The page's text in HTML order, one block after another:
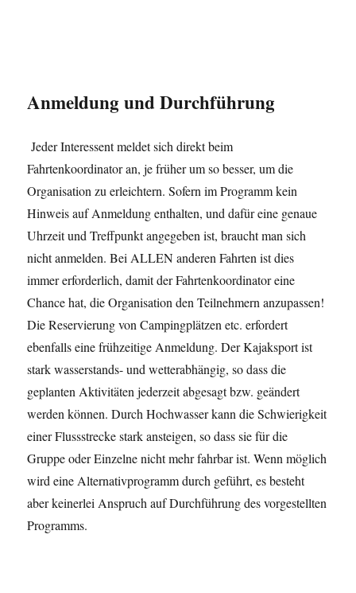
Anmeldung und Durchführung
Jeder Interessent meldet sich direkt beim
Fahrtenkoordinator an, je früher um so besser, um die
Organisation zu erleichtern. Sofern im Programm kein
Hinweis auf Anmeldung enthalten, und dafür eine genaue
Uhrzeit und Treffpunkt angegeben ist, braucht man sich
nicht anmelden. Bei ALLEN anderen Fahrten ist dies
immer erforderlich, damit der Fahrtenkoordinator eine
Chance hat, die Organisation den Teilnehmern anzupassen!
Die Reservierung von Campingplätzen etc. erfordert
ebenfalls eine frühzeitige Anmeldung. Der Kajaksport ist
stark wasserstands- und wetterabhängig, so dass die
geplanten Aktivitäten jederzeit abgesagt bzw. geändert
werden können. Durch Hochwasser kann die Schwierigkeit
einer Flussstrecke stark ansteigen, so dass sie für die
Gruppe oder Einzelne nicht mehr fahrbar ist. Wenn möglich
wird eine Alternativprogramm durch geführt, es besteht
aber keinerlei Anspruch auf Durchführung des vorgestellten
Programms.